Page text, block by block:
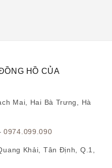
HỒ CỦA
Mai, Hai Bà Trưng, Hà
0974.099.090
Khải, Tân Định, Q.1,